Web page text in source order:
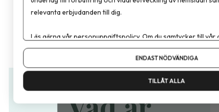
relevanta erbjudanden till dig.
Läs gärna vårpersonuppgiftspolicy. Om du samtycker till vår
Om du vill ändra ditt val i efterhand hittar du den möjligheten
ENDAST NÖDVÄNDIGA
TILLÅT ALLA